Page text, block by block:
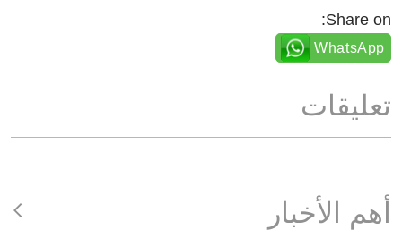
Share on:
WhatsApp
تعليقات
أهم الأخبار